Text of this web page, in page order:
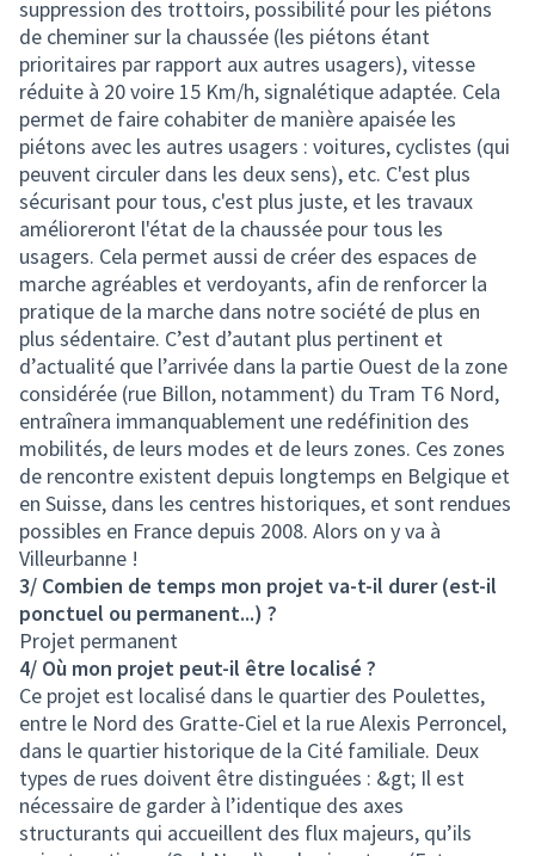
suppression des trottoirs, possibilité pour les piétons
de cheminer sur la chaussée (les piétons étant
prioritaires par rapport aux autres usagers), vitesse
réduite à 20 voire 15 Km/h, signalétique adaptée. Cela
permet de faire cohabiter de manière apaisée les
piétons avec les autres usagers : voitures, cyclistes (qui
peuvent circuler dans les deux sens), etc. C'est plus
sécurisant pour tous, c'est plus juste, et les travaux
amélioreront l'état de la chaussée pour tous les
usagers. Cela permet aussi de créer des espaces de
marche agréables et verdoyants, afin de renforcer la
pratique de la marche dans notre société de plus en
plus sédentaire. C’est d’autant plus pertinent et
d’actualité que l’arrivée dans la partie Ouest de la zone
considérée (rue Billon, notamment) du Tram T6 Nord,
entraînera immanquablement une redéfinition des
mobilités, de leurs modes et de leurs zones. Ces zones
de rencontre existent depuis longtemps en Belgique et
en Suisse, dans les centres historiques, et sont rendues
possibles en France depuis 2008. Alors on y va à
Villeurbanne !
3/ Combien de temps mon projet va-t-il durer (est-il
ponctuel ou permanent...) ?
Projet permanent
4/ Où mon projet peut-il être localisé ?
Ce projet est localisé dans le quartier des Poulettes,
entre le Nord des Gratte-Ciel et la rue Alexis Perroncel,
dans le quartier historique de la Cité familiale. Deux
types de rues doivent être distinguées : &gt; Il est
nécessaire de garder à l’identique des axes
structurants qui accueillent des flux majeurs, qu’ils